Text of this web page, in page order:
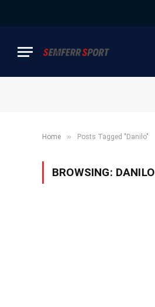
Home » Posts Tagged "Danilo"
BROWSING: DANILO